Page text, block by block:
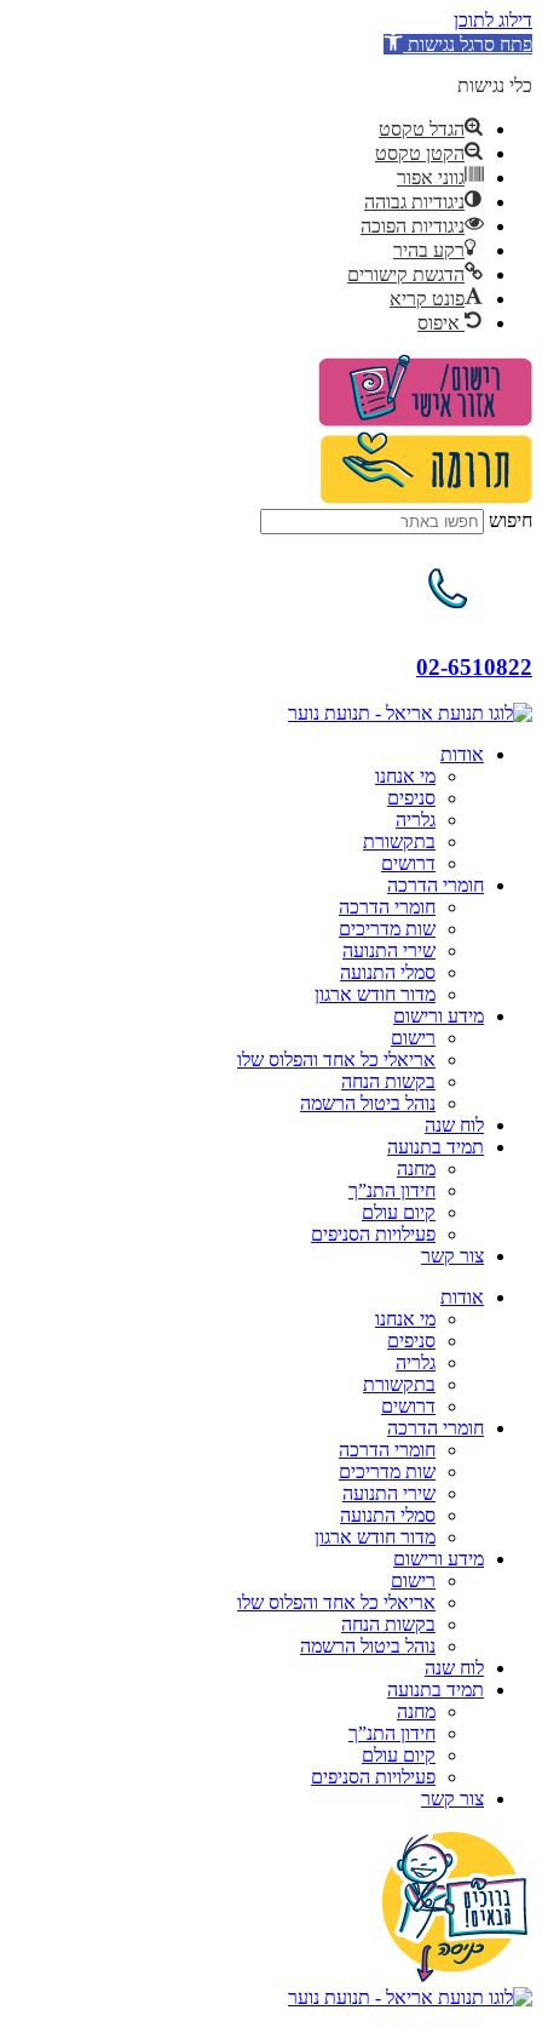
דילוג לתוכן
פתח סרגל נגישות
כלי נגישות
הגדל טקסט
הקטן טקסט
גווני אפור
ניגודיות גבוהה
ניגודיות הפוכה
רקע בהיר
הדגשת קישורים
פונט קריא
איפוס
דלג
חיפוש
02-6510822
אודות
מי אנחנו
סניפים
גלריה
בתקשורת
דרושים
חומרי הדרכה
חומרי הדרכה
שות מדריכים
שירי התנועה
סמלי התנועה
מדור חודש ארגון
מידע ורישום
רישום
אריאלי כל אחד והפלוס שלו
בקשות הנחה
נוהל ביטול הרשמה
לוח שנה
תמיד בתנועה
מחנה
חידון התנ”ך
קיום עולם
פעילויות הסניפים
צור קשר
אודות
מי אנחנו
סניפים
גלריה
בתקשורת
דרושים
חומרי הדרכה
חומרי הדרכה
שות מדריכים
שירי התנועה
סמלי התנועה
מדור חודש ארגון
מידע ורישום
רישום
אריאלי כל אחד והפלוס שלו
בקשות הנחה
נוהל ביטול הרשמה
לוח שנה
תמיד בתנועה
מחנה
חידון התנ”ך
קיום עולם
פעילויות הסניפים
צור קשר